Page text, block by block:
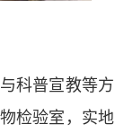
科普宣教等方
检验室，实地